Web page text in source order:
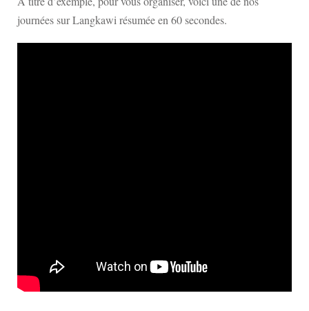
journées sur Langkawi résumée en 60 secondes.